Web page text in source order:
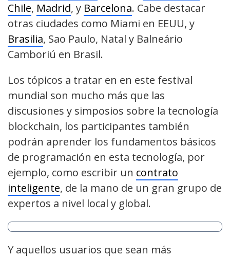
Chile, Madrid, y Barcelona. Cabe destacar
otras ciudades como Miami en EEUU, y
Brasilia, Sao Paulo, Natal y Balneário
Camboriú en Brasil.
Los tópicos a tratar en en este festival
mundial son mucho más que las
discusiones y simposios sobre la tecnología
blockchain, los participantes también
podrán aprender los fundamentos básicos
de programación en esta tecnología, por
ejemplo, como escribir un contrato
inteligente, de la mano de un gran grupo de
expertos a nivel local y global.
Y aquellos usuarios que sean más